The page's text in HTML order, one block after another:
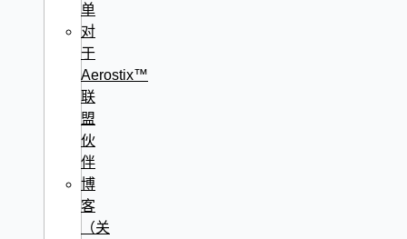
单
对
于
Aerostix™
联
盟
伙
伴
博
客
（关